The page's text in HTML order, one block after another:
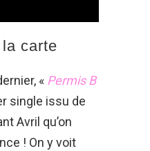
la carte
« Permis B
single issu de
Avril qu’on
! On y voit